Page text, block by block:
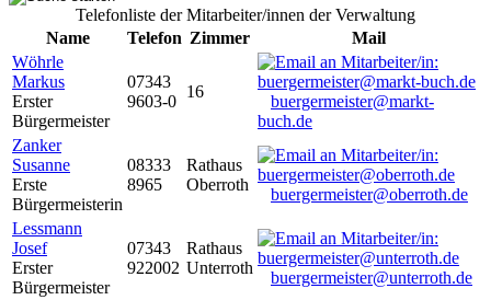
Telefonliste der Mitarbeiter/innen der Verwaltung
Name
Telefon Zimmer
Mail
Wöhrle
Markus
Erster
Bürgermeister
07343
9603-0
16
buergermeister@markt-
buch.de
Zanker
Susanne
Erste
Bürgermeisterin
08333
8965
Rathaus
Oberroth
buergermeister@oberroth.de
Lessmann
Josef
Erster
Bürgermeister
07343
922002
Rathaus
Unterroth
buergermeister@unterroth.de